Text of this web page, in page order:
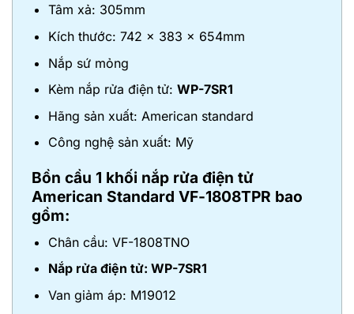
Tâm xả: 305mm
Kích thước: 742 x 383 x 654mm
Nắp sứ mỏng
Kèm nắp rửa điện tử: WP-7SR1
Hãng sản xuất: American standard
Công nghệ sản xuất: Mỹ
Bồn cầu 1 khối nắp rửa điện tử
American Standard VF-1808TPR bao
gồm:
Chân cầu: VF-1808TNO
Nắp rửa điện tử: WP-7SR1
Van giảm áp: M19012